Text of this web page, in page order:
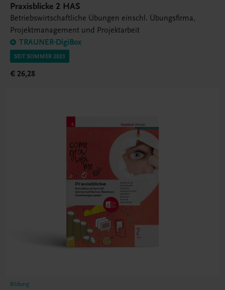
Praxisblicke 2 HAS
Betriebswirtschaftliche Übungen einschl. Übungsfirma,
Projektmanagement und Projektarbeit
TRAUNER-DigiBox
SEIT SOMMER 2023
€ 26,28
Bildung